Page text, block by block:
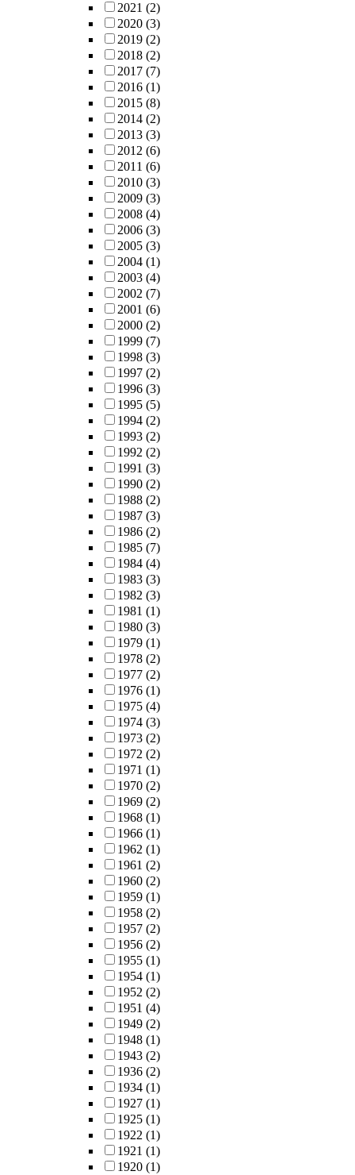
2021 (2)
2020 (3)
2019 (2)
2018 (2)
2017 (7)
2016 (1)
2015 (8)
2014 (2)
2013 (3)
2012 (6)
2011 (6)
2010 (3)
2009 (3)
2008 (4)
2006 (3)
2005 (3)
2004 (1)
2003 (4)
2002 (7)
2001 (6)
2000 (2)
1999 (7)
1998 (3)
1997 (2)
1996 (3)
1995 (5)
1994 (2)
1993 (2)
1992 (2)
1991 (3)
1990 (2)
1988 (2)
1987 (3)
1986 (2)
1985 (7)
1984 (4)
1983 (3)
1982 (3)
1981 (1)
1980 (3)
1979 (1)
1978 (2)
1977 (2)
1976 (1)
1975 (4)
1974 (3)
1973 (2)
1972 (2)
1971 (1)
1970 (2)
1969 (2)
1968 (1)
1966 (1)
1962 (1)
1961 (2)
1960 (2)
1959 (1)
1958 (2)
1957 (2)
1956 (2)
1955 (1)
1954 (1)
1952 (2)
1951 (4)
1949 (2)
1948 (1)
1943 (2)
1936 (2)
1934 (1)
1927 (1)
1925 (1)
1922 (1)
1921 (1)
1920 (1)